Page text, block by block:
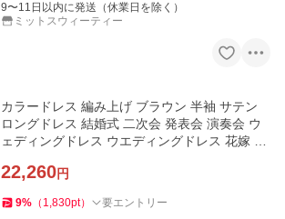
9〜11日以内に発送（休業日を除く）
ミットスウィーティー
カラードレス 編み上げ ブラウン 半袖 サテン
ロングドレス 結婚式 二次会 発表会 演奏会 ウ
ェディングドレス ウエディングドレス 花嫁 前
22,260円
9% （ 1,830pt） 要エントリー